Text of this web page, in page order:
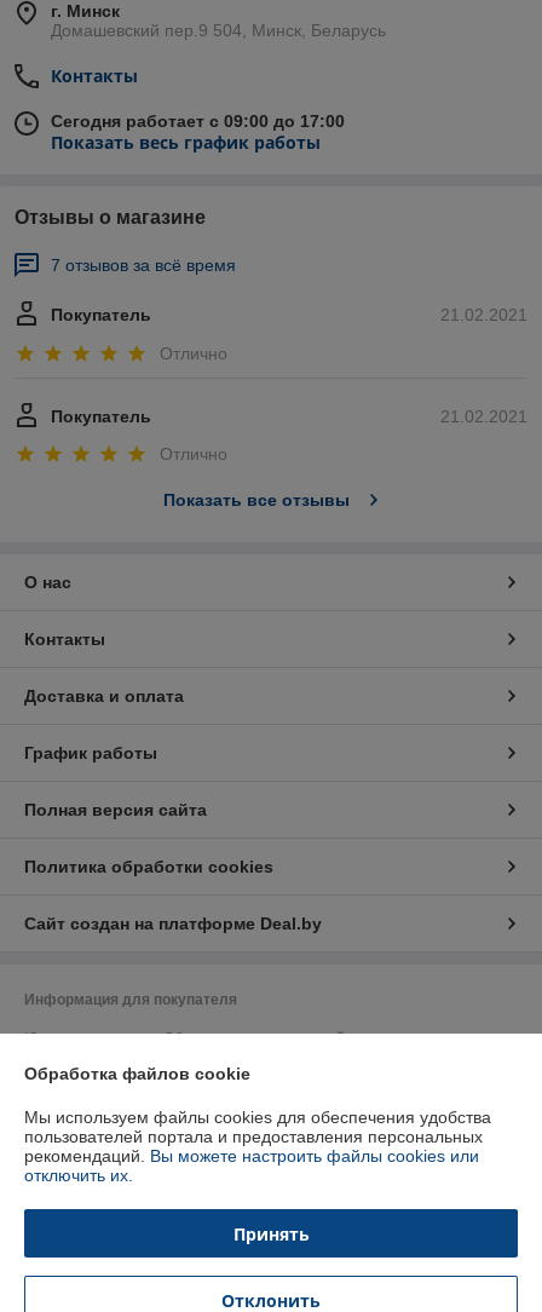
г. Минск
Домашевский пер.9 504, Минск, Беларусь
Контакты
Сегодня работает с 09:00 до 17:00
Показать весь график работы
Отзывы о магазине
7 отзывов за всё время
21.02.2021
Покупатель
Отлично
21.02.2021
Покупатель
Отлично
Показать все отзывы
О нас
Контакты
Доставка и оплата
График работы
Полная версия сайта
Политика обработки cookies
Сайт создан на платформе Deal.by
Информация для покупателя
Юридическое лицо:Общество с ограниченной ответственностью
220036, РБ, г.Минск, пер.Домашевский, 9-504
Регистрационный номер ЕГР: 192500553
УНП: 192500553
Дата регистрации компании: 02.07.2015
Местонахождение книги жалоб и предложений: Домашевский пер.9
Обработка файлов cookie
Мы используем файлы cookies для обеспечения удобства
пользователей портала и предоставления персональных
рекомендаций. Вы можете настроить файлы cookies или
отключить их.
Принять
Отклонить